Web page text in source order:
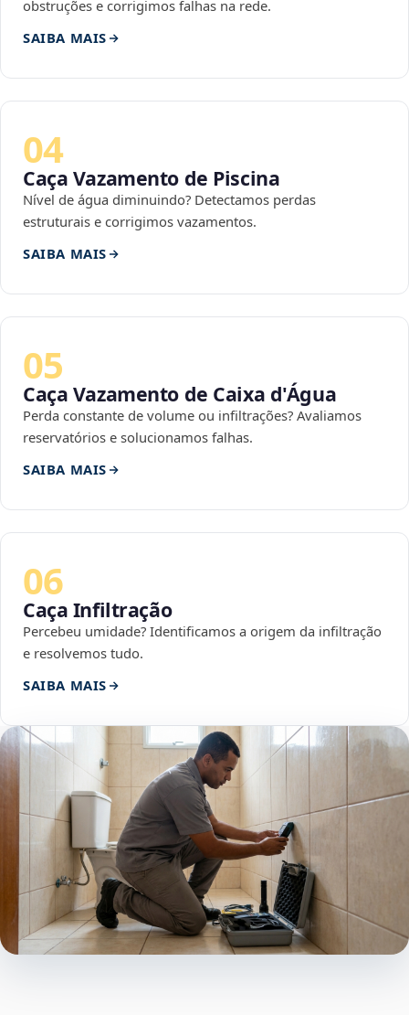
obstruções e corrigimos falhas na rede.
SAIBA MAIS
04
Caça Vazamento de Piscina
Nível de água diminuindo? Detectamos perdas
estruturais e corrigimos vazamentos.
SAIBA MAIS
05
Caça Vazamento de Caixa d'Água
Perda constante de volume ou infiltrações? Avaliamos
reservatórios e solucionamos falhas.
SAIBA MAIS
06
Caça Infiltração
Percebeu umidade? Identificamos a origem da infiltração
e resolvemos tudo.
SAIBA MAIS